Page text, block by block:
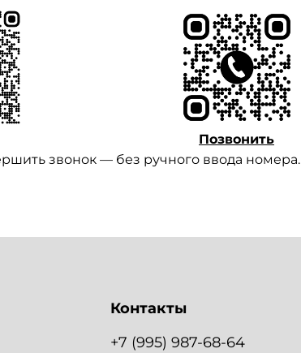
Позвонить
звонок — без ручного ввода номера.
Контакты
+7 (995) 987-68-64